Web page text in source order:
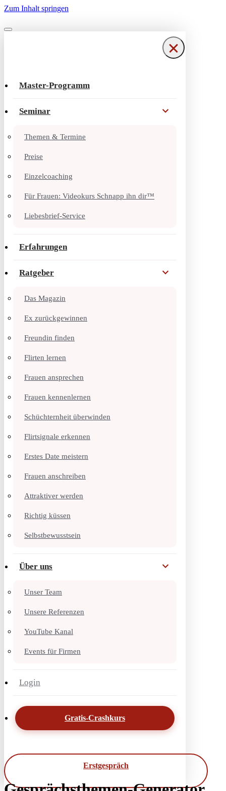
Zum Inhalt springen
Navigationsmenü
Navigationsmenü
Master-Programm
Seminar
Themen & Termine
Preise
Einzelcoaching
Für Frauen: Videokurs Schnapp ihn dir™
Liebesbrief-Service
Erfahrungen
Ratgeber
Das Magazin
Ex zurückgewinnen
Freundin finden
Flirten lernen
Frauen ansprechen
Frauen kennenlernen
Schüchternheit überwinden
Flirtsignale erkennen
Erstes Date meistern
Frauen anschreiben
Attraktiver werden
Richtig küssen
Selbstbewusstsein
Über uns
Unser Team
Unsere Referenzen
YouTube Kanal
Events für Firmen
Login
Gratis-Crashkurs
Erstgespräch